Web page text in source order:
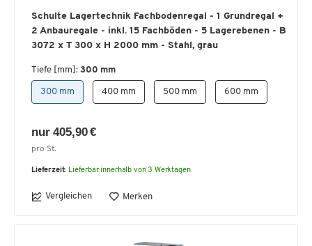
Schulte Lagertechnik Fachbodenregal - 1 Grundregal +
2 Anbauregale - inkl. 15 Fachböden - 5 Lagerebenen - B
3072 x T 300 x H 2000 mm - Stahl, grau
Tiefe [mm]: 300 mm
300 mm 400 mm 500 mm 600 mm
nur 405,90 €
pro St.
Lieferzeit: Lieferbar innerhalb von 3 Werktagen
Vergleichen Merken